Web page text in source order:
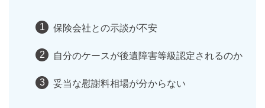
保険会社との示談が不安
自分のケースが後遺障害等級認定されるのか
妥当な慰謝料相場が分からない